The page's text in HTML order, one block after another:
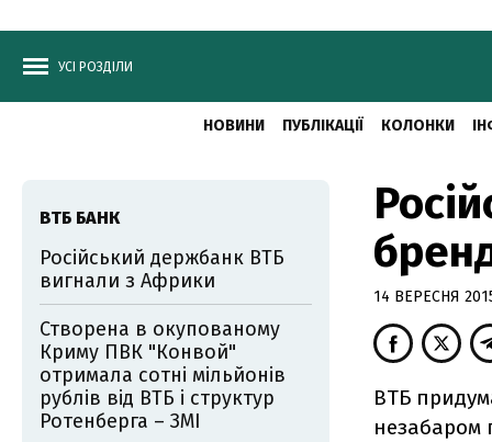
УСІ РОЗДІЛИ
НОВИНИ ПУБЛІКАЦІЇ КОЛОНКИ
14 ВЕРЕСНЯ
ВТБ
незабаром
ВТБ БАНК
Російський держбанк ВТБ
вигнали з Африки
Створена в окупованому
Криму ПВК "Конвой"
отримала сотні мільйонів
рублів від ВТБ і структур
Ротенберга – ЗМІ